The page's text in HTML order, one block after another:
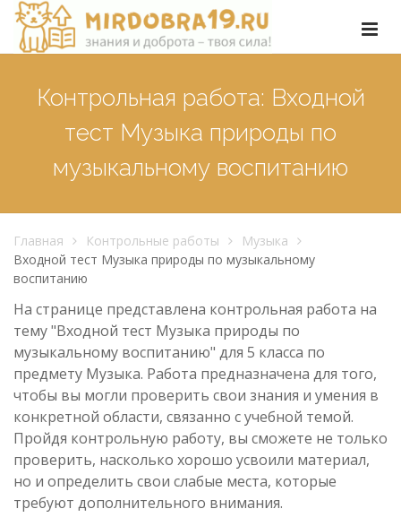
Контрольная работа: Входной
тест Музыка природы по
музыкальному воспитанию
Главная Контрольные работы
Музыка
Входной тест Музыка природы по музыкальному
воспитанию
На странице представлена контрольная работа на
тему "Входной тест Музыка природы по
музыкальному воспитанию" для 5 класса по
предмету Музыка. Работа предназначена для того,
чтобы вы могли проверить свои знания и умения в
конкретной области, связанно с учебной темой.
Пройдя контрольную работу, вы сможете не только
проверить, насколько хорошо усвоили материал,
но и определить свои слабые места, которые
требуют дополнительного внимания.